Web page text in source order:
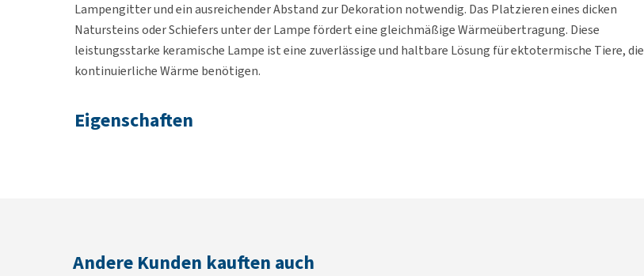
Lampengitter und ein ausreichender Abstand zur Dekoration notwendig. Das Platzieren eines dicken
Natursteins oder Schiefers unter der Lampe fördert eine gleichmäßige Wärmeübertragung. Diese
leistungsstarke keramische Lampe ist eine zuverlässige und haltbare Lösung für ektotermische Tiere, die
kontinuierliche Wärme benötigen.
Eigenschaften
Sicher in Verwendung mit Thermostat
Andere Kunden kauften auch